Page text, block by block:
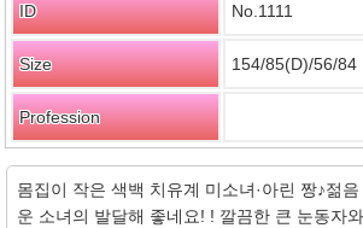
ID No.1111
Size 154/85(D)/56/84
Profession
몸집이 작은 색백 치유계 미소녀·아린 짱♪젊
운 소녀의 발달해 좋네요! ! 깔끔한 큰 눈동자